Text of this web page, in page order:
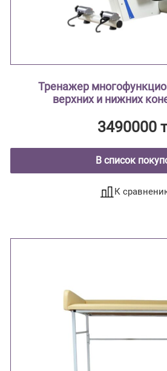
Тренажер
верхних и нижних
0001
3490000
В список
К